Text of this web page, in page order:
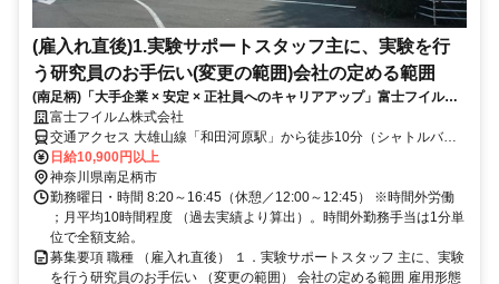
(雇入れ直後)1.実験サポートスタッフ主に、実験を行
う研究員のお手伝い(変更の範囲)会社の定める範囲
(南足柄)「大手企業 × 安定 × 正社員へのキャリアアップ」富士フイルム
でキャリアを描こう♪
富士フイルム株式会社
交通アクセス 大雄山線「和田河原駅」から徒歩10分（シャトルバス
で5分） 小田急線「開成駅」よりバスで15分
日給10,900円以上
神奈川県南足柄市
勤務曜日・時間 8:20～16:45（休憩／12:00～12:45） ※時間外労働
；月平均10時間程度 （過去実績より算出）。時間外勤務手当は1分単
位で全額支給。
募集要項 職種 （雇入れ直後） １．実験サポートスタッフ 主に、実験
を行う研究員のお手伝い （変更の範囲） 会社の定める範囲 雇用形態